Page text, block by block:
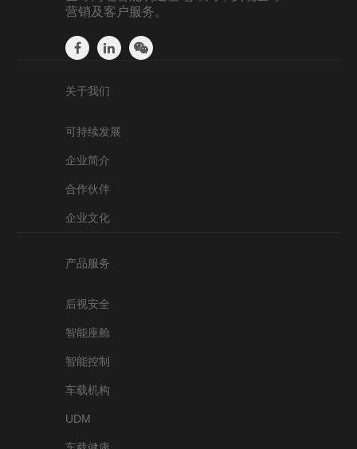
营销及客户服务。
关于我们
可持续发展
企业简介
合作伙伴
企业文化
产品服务
后视安全
智能座舱
智能控制
车载机构
UDM